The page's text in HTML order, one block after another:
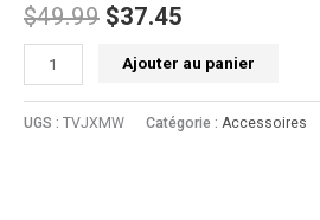
$49.99 $37.45
Ajouter au panier
UGS : TVJXMW Catégorie : Accessoires